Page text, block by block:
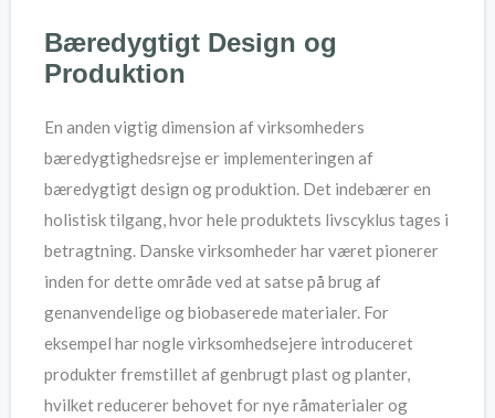
Bæredygtigt Design og
Produktion
En anden vigtig dimension af virksomheders
bæredygtighedsrejse er implementeringen af
bæredygtigt design og produktion. Det indebærer en
holistisk tilgang, hvor hele produktets livscyklus tages i
betragtning. Danske virksomheder har været pionerer
inden for dette område ved at satse på brug af
genanvendelige og biobaserede materialer. For
eksempel har nogle virksomhedsejere introduceret
produkter fremstillet af genbrugt plast og planter,
hvilket reducerer behovet for nye råmaterialer og